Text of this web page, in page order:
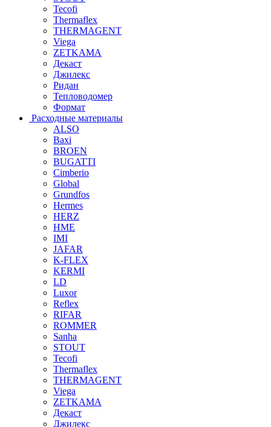
Tecofi
Thermaflex
THERMAGENT
Viega
ZETKAMA
Декаст
Джилекс
Ридан
Тепловодомер
Формат
Расходные материалы
ALSO
Baxi
BROEN
BUGATTI
Cimberio
Global
Grundfos
Hermes
HERZ
HME
IMI
JAFAR
K-FLEX
KERMI
LD
Luxor
Reflex
RIFAR
ROMMER
Sanha
STOUT
Tecofi
Thermaflex
THERMAGENT
Viega
ZETKAMA
Декаст
Джилекс